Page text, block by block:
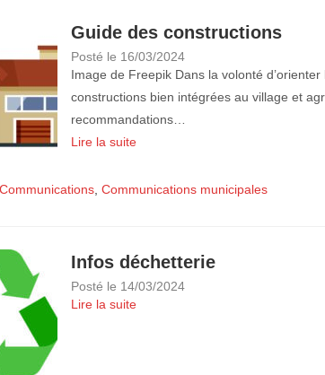
Guide des constructions
Posté le 16/03/2024
Image de Freepik Dans la volonté
constructions bien intégrées au village et
recommandations…
Lire la suite
Communications,Communications municipales
Infos déchetterie
Posté le 14/03/2024
Lire la suite